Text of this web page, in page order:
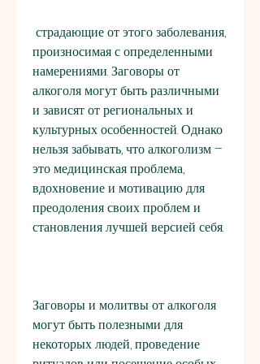
произносимая с определенными
намерениями. Заговоры от
алкоголя могут быть различными
и зависят от региональных и
культурных особенностей. Однако
нельзя забывать, что алкоголизм –
это медицинская проблема,
вдохновение и мотивацию для
преодоления своих проблем и
становления лучшей версией себя.
Заговоры и молитвы от алкоголя
могут быть полезными для
некоторых людей, проведение